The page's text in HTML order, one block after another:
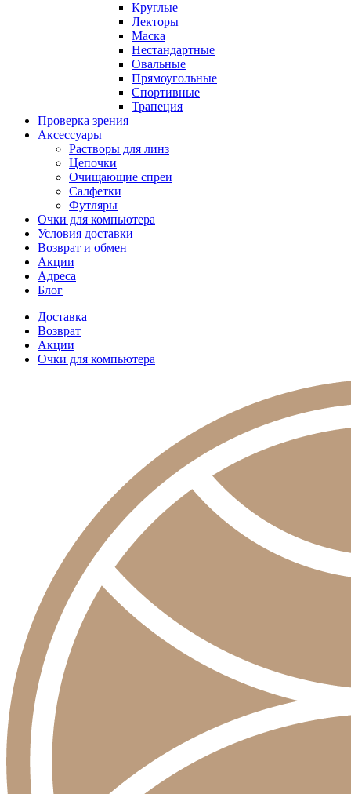
Круглые
Лекторы
Маска
Нестандартные
Овальные
Прямоугольные
Спортивные
Трапеция
Проверка зрения
Аксессуары
Растворы для линз
Цепочки
Очищающие спреи
Салфетки
Футляры
Очки для компьютера
Условия доставки
Возврат и обмен
Акции
Адреса
Блог
Доставка
Возврат
Акции
Очки для компьютера